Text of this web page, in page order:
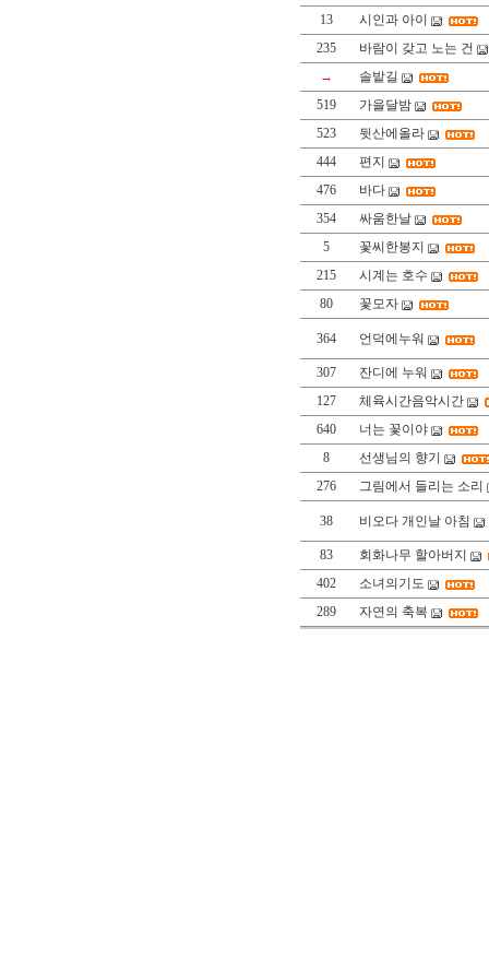
13
시인과 아이
235
바람이 갖고 노는 건
→
솔밭길
519
가을달밤
523
뒷산에올라
444
편지
476
바다
354
싸움한날
5
꽃씨한봉지
215
시계는 호수
80
꽃모자
364 언덕에누워
307
잔디에 누워
127
체육시간음악시간
640
너는 꽃이야
8
선생님의 향기
276
그림에서 들리는 소리
38 비오다 개인날 아침
83
회화나무 할아버지
402
소녀의기도
289
자연의 축복